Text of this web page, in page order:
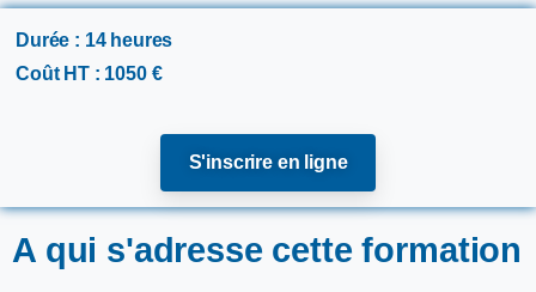
Durée : 14 heures
Coût HT : 1050 €
S'inscrire en ligne
A qui s'adresse cette formation